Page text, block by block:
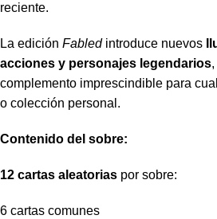
reciente.
La edición Fabledintroduce nuevos
acciones y personajes legendarios
complemento imprescindible para
o colección personal.
Contenido del sobre:
12 cartas aleatorias por sobre:
6 cartas comunes